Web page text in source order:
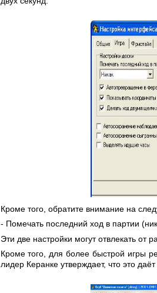
Кроме того, обратите внимание на
- Помечать последний ход в партии
Эти две настройки могут отвлекать от
Кроме того, для более быстрой игры
лидер Керанке утверждает, что это